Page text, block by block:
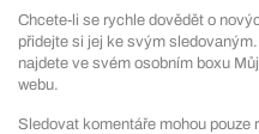
Chcete-li se rychle dovědět o
přidejte si jej ke svým
najdete ve svém osobním boxu
webu.
Sledovat komentáře mohou pouze